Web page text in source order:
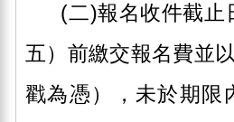
(二)報名收件截止
五）前繳交報名費並
戳為憑），未於期限